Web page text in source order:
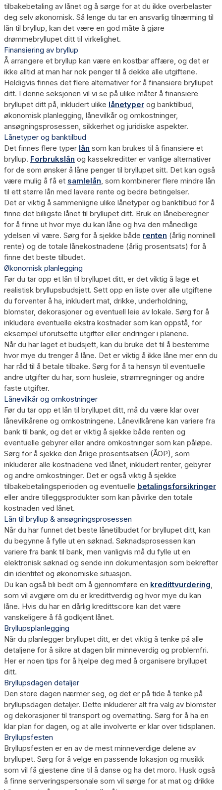
tilbakebetaling av lånet og å sørge for at du ikke overbelaster
deg selv økonomisk. Så lenge du tar en ansvarlig tilnærming til
lån til bryllup, kan det være en god måte å gjøre
drømmebryllupet ditt til virkelighet.
Finansiering av bryllup
Å arrangere et bryllup kan være en kostbar affære, og det er
ikke alltid at man har nok penger til å dekke alle utgiftene.
Heldigvis finnes det flere alternativer for å finansiere bryllupet
ditt. I denne seksjonen vil vi se på ulike måter å finansiere
bryllupet ditt på, inkludert ulike lånetyper og banktilbud,
økonomisk planlegging, lånevilkår og omkostninger,
ansøgningsprosessen, sikkerhet og juridiske aspekter.
Lånetyper og banktilbud
Det finnes flere typer lån som kan brukes til å finansiere et
bryllup. Forbrukslån og kassekreditter er vanlige alternativer
for de som ønsker å låne penger til bryllupet sitt. Det kan også
være mulig å få et samlelån, som kombinerer flere mindre lån
til ett større lån med lavere rente og bedre betingelser.
Det er viktig å sammenligne ulike lånetyper og banktilbud for å
finne det billigste lånet til bryllupet ditt. Bruk en låneberegner
for å finne ut hvor mye du kan låne og hva den månedlige
ydelsen vil være. Sørg for å sjekke både renten (årlig nominell
rente) og de totale lånekostnadene (årlig prosentsats) for å
finne det beste tilbudet.
Økonomisk planlegging
Før du tar opp et lån til bryllupet ditt, er det viktig å lage et
realistisk bryllupsbudsjett. Sett opp en liste over alle utgiftene
du forventer å ha, inkludert mat, drikke, underholdning,
blomster, dekorasjoner og eventuell leie av lokale. Sørg for å
inkludere eventuelle ekstra kostnader som kan oppstå, for
eksempel uforutsette utgifter eller endringer i planene.
Når du har laget et budsjett, kan du bruke det til å bestemme
hvor mye du trenger å låne. Det er viktig å ikke låne mer enn du
har råd til å betale tilbake. Sørg for å ta hensyn til eventuelle
andre utgifter du har, som husleie, strømregninger og andre
faste utgifter.
Lånevilkår og omkostninger
Før du tar opp et lån til bryllupet ditt, må du være klar over
lånevilkårene og omkostningene. Lånevilkårene kan variere fra
bank til bank, og det er viktig å sjekke både renten og
eventuelle gebyrer eller andre omkostninger som kan påløpe.
Sørg for å sjekke den årlige prosentsatsen (ÅOP), som
inkluderer alle kostnadene ved lånet, inkludert renter, gebyrer
og andre omkostninger. Det er også viktig å sjekke
tilbakebetalingsperioden og eventuelle betalingsforsikringer
eller andre tilleggsprodukter som kan påvirke den totale
kostnaden ved lånet.
Lån til bryllup & ansøgningsprosessen
Når du har funnet det beste lånetilbudet for bryllupet ditt, kan
du begynne å fylle ut en søknad. Søknadsprosessen kan
variere fra bank til bank, men vanligvis må du fylle ut en
elektronisk søknad og sende inn dokumentasjon som bekrefter
din identitet og økonomiske situasjon.
Du kan også bli bedt om å gjennomføre en kredittvurdering,
som vil avgjøre om du er kredittverdig og hvor mye du kan
låne. Hvis du har en dårlig kredittscore kan det være
vanskeligere å få godkjent lånet.
Bryllupsplanlegging
Når du planlegger bryllupet ditt, er det viktig å tenke på alle
detaljene for å sikre at dagen blir minneverdig og problemfri.
Her er noen tips for å hjelpe deg med å organisere bryllupet
ditt.
Bryllupsdagen detaljer
Den store dagen nærmer seg, og det er på tide å tenke på
bryllupsdagen detaljer. Dette inkluderer alt fra valg av blomster
og dekorasjoner til transport og overnatting. Sørg for å ha en
klar plan for dagen, og at alle involverte er klar over tidsplanen.
Bryllupsfesten
Bryllupsfesten er en av de mest minneverdige delene av
bryllupet. Sørg for å velge en passende lokasjon og musikk
som vil få gjestene dine til å danse og ha det moro. Husk også
å finne serveringspersonale som vil sørge for at mat og drikke